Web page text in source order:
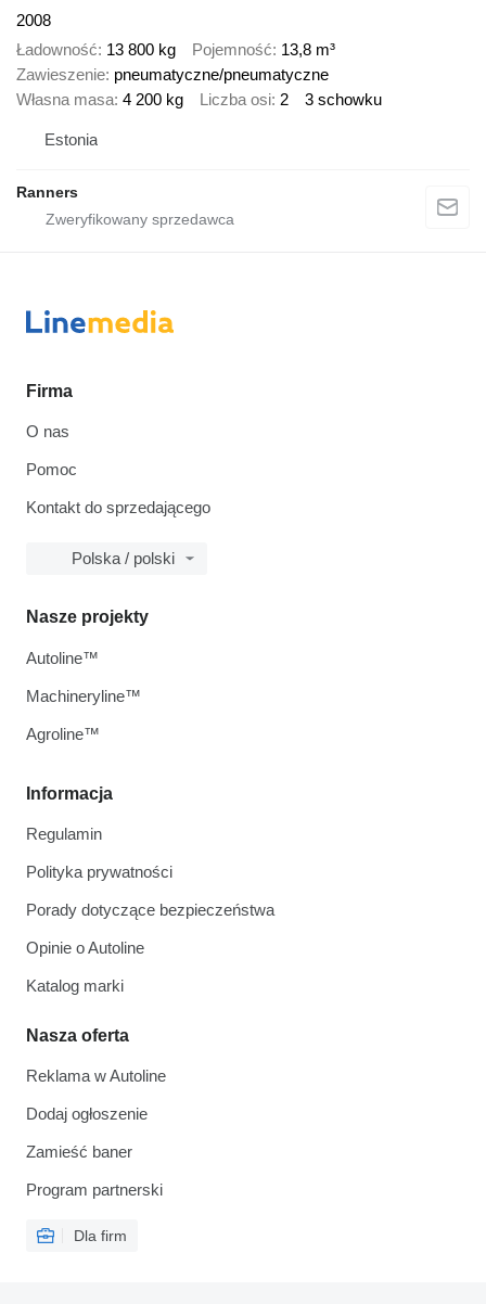
2008
Ładowność 13 800 kg Pojemność 13,8 m³
Zawieszenie pneumatyczne/pneumatyczne
Własna masa 4 200 kg Liczba osi 2 3 schowku
Estonia
Ranners
Firma
O nas
Pomoc
Kontakt do sprzedającego
Polska / polski
Informacja
Regulamin
Polityka prywatności
Porady dotyczące bezpieczeństwa
Opinie o Autoline
Katalog marki
Nasza oferta
Reklama w Autoline
Dodaj ogłoszenie
Zamieść baner
Program partnerski
Dla firm
Nasze projekty
Autoline™
Machineryline™
Agroline™